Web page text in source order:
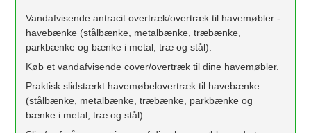
Vandafvisende antracit overtræk/overtræk til havemøbler -
havebænke (stålbænke, metalbænke, træbænke,
parkbænke og bænke i metal, træ og stål).
Køb et vandafvisende cover/overtræk til dine havemøbler.
Praktisk slidstærkt havemøbelovertræk til havebænke
(stålbænke, metalbænke, træbænke, parkbænke og
bænke i metal, træ og stål).